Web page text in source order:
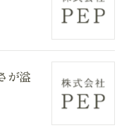
が溢